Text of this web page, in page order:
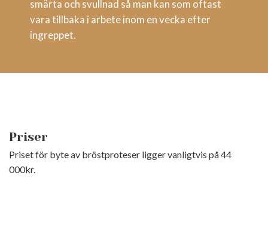
smärta och svullnad så man kan som oftast
vara tillbaka i arbete inom en vecka efter
ingreppet.
Priser
Priset för byte av bröstproteser ligger vanligtvis på 44
000kr.